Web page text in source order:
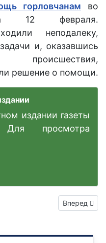
горловчанам во
12 февраля.
неподалеку,
и, оказавшись
решение о помощи.
издании газеты
Для просмотра
Горловки сократят время
Следующий:
Вперед